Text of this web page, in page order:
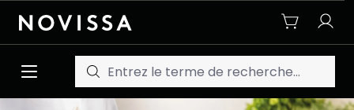
Passer au contenu principal